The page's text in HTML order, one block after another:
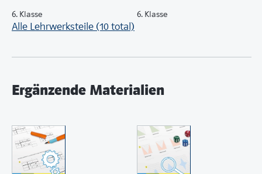
6. Klasse
6. Klasse
Alle Lehrwerksteile (10 total)
Ergänzende Materialien